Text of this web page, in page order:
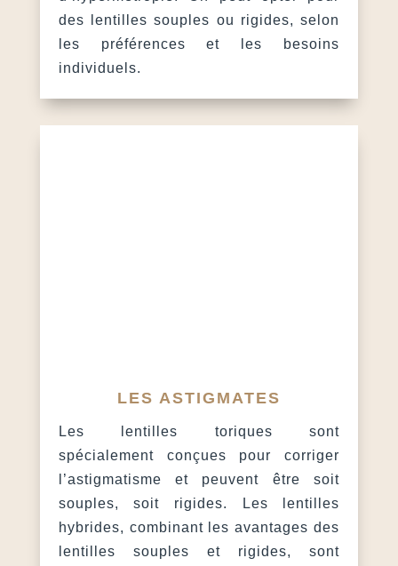
des lentilles souples ou rigides, selon
les préférences et les besoins
individuels.
LES ASTIGMATES
Les lentilles toriques sont
spécialement conçues pour corriger
l’astigmatisme et peuvent être soit
souples, soit rigides. Les lentilles
hybrides, combinant les avantages des
lentilles souples et rigides, sont